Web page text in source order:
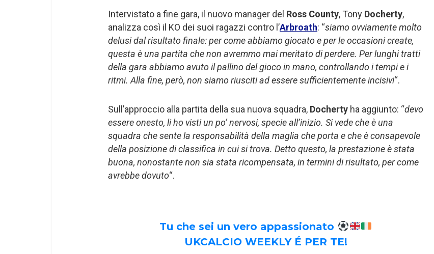
Intervistato a fine gara, il nuovo manager del Ross County, Tony Docherty,
analizza così il KO dei suoi ragazzi contro l’Arbroath: “siamo ovviamente molto
delusi dal risultato finale: per come abbiamo giocato e per le occasioni create,
questa è una partita che non avremmo mai meritato di perdere. Per lunghi tratti
della gara abbiamo avuto il pallino del gioco in mano, controllando i tempi e i
ritmi. Alla fine, però, non siamo riusciti ad essere sufficientemente incisivi“.
Sull’approccio alla partita della sua nuova squadra, Docherty ha aggiunto: “devo
essere onesto, li ho visti un po’ nervosi, specie all’inizio. Si vede che è una
squadra che sente la responsabilità della maglia che porta e che è consapevole
della posizione di classifica in cui si trova. Detto questo, la prestazione è stata
buona, nonostante non sia stata ricompensata, in termini di risultato, per come
avrebbe dovuto“.
Tu che sei un vero appassionato
UKCALCIO WEEKLY É PER TE!